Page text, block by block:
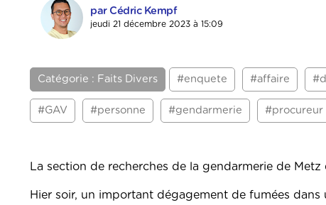
par Cédric Kempf
jeudi 21 décembre 2023 à 15:09
Catégorie : Faits Divers #enquete #affaire
#GAV #personne #gendarmerie #procureur
La section de recherches de la gendarmerie de
Hier soir, un important dégagement de fumées